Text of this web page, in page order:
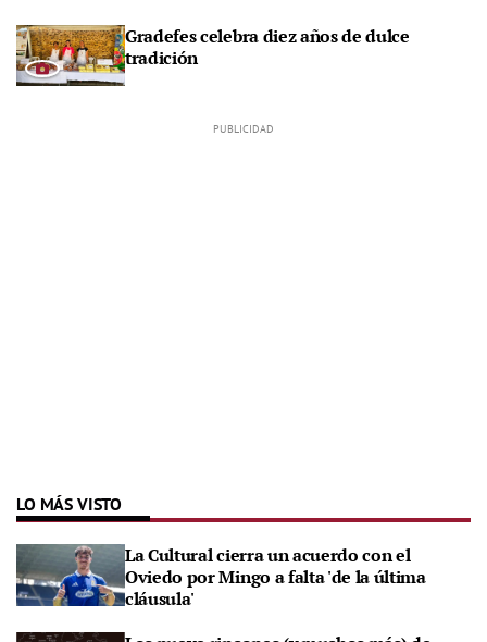
Gradefes celebra diez años de dulce
tradición
LO MÁS VISTO
La Cultural cierra un acuerdo con el
Oviedo por Mingo a falta 'de la última
cláusula'